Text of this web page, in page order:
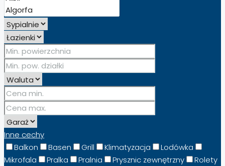
Inne cechy
Balkon
Basen Grill Klimatyzacja
Lodówka
Mikrofala
Pralka Pralnia Prysznic zewnętrzny
Rolety